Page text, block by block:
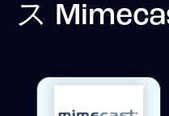
ス